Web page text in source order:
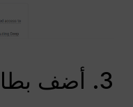
3. أضف بطاقة ائتمان صالحة